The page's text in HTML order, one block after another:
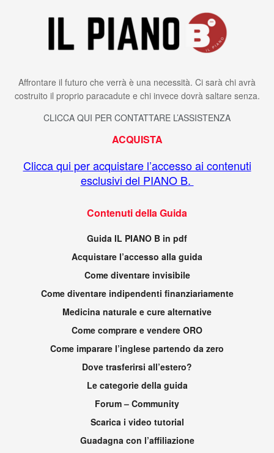
Affrontare il futuro che verrà è una necessità. Ci sarà chi avrà
costruito il proprio paracadute e chi invece dovrà saltare senza.
CLICCA QUI PER CONTATTARE L’ASSISTENZA
ACQUISTA
Clicca qui per acquistare l’accesso ai contenuti
esclusivi del PIANO B.
Contenuti della Guida
Guida IL PIANO B in pdf
Acquistare l’accesso alla guida
Come diventare invisibile
Come diventare indipendenti finanziariamente
Medicina naturale e cure alternative
Come comprare e vendere ORO
Come imparare l’inglese partendo da zero
Dove trasferirsi all’estero?
Le categorie della guida
Forum – Community
Scarica i video tutorial
Guadagna con l’affiliazione